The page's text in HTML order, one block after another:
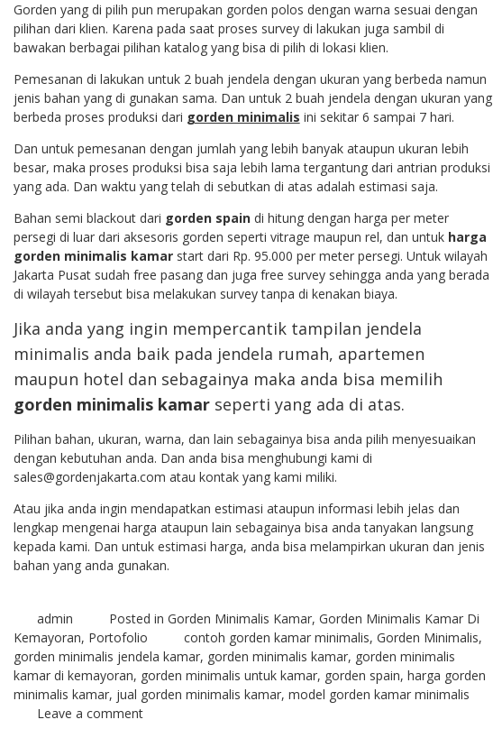
Gorden yang di pilih pun merupakan gorden polos dengan warna sesuai dengan
pilihan dari klien. Karena pada saat proses survey di lakukan juga sambil di
bawakan berbagai pilihan katalog yang bisa di pilih di lokasi klien.
Pemesanan di lakukan untuk 2 buah jendela dengan ukuran yang berbeda namun
jenis bahan yang di gunakan sama. Dan untuk 2 buah jendela dengan ukuran yang
berbeda proses produksi dari gorden minimalis ini sekitar 6 sampai 7 hari.
Dan untuk pemesanan dengan jumlah yang lebih banyak ataupun ukuran lebih
besar, maka proses produksi bisa saja lebih lama tergantung dari antrian produksi
yang ada. Dan waktu yang telah di sebutkan di atas adalah estimasi saja.
Bahan semi blackout dari gorden spaindi hitung dengan harga per meter
persegi di luar dari aksesoris gorden seperti vitrage maupun rel, dan untuk harga
gorden minimalis kamarstart dari Rp. 95.000 per meter persegi. Untuk wilayah
Jakarta Pusat sudah free pasang dan juga free survey sehingga anda yang berada
di wilayah tersebut bisa melakukan survey tanpa di kenakan biaya.
Jika anda yang ingin mempercantik tampilan jendela
minimalis anda baik pada jendela rumah, apartemen
maupun hotel dan sebagainya maka anda bisa memilih
gorden minimalis kamarseperti yang ada di atas.
Pilihan bahan, ukuran, warna, dan lain sebagainya bisa anda pilih menyesuaikan
dengan kebutuhan anda. Dan anda bisa menghubungi kami di
sales@gordenjakarta.com atau kontak yang kami miliki.
Atau jika anda ingin mendapatkan estimasi ataupun informasi lebih jelas dan
lengkap mengenai harga ataupun lain sebagainya bisa anda tanyakan langsung
kepada kami. Dan untuk estimasi harga, anda bisa melampirkan ukuran dan jenis
bahan yang anda gunakan.
admin Posted in Gorden Minimalis Kamar, Gorden Minimalis Kamar Di
Kemayoran, Portofolio contoh gorden kamar minimalis, Gorden Minimalis,
gorden minimalis jendela kamar, gorden minimalis kamar, gorden minimalis
kamar di kemayoran, gorden minimalis untuk kamar, gorden spain, harga gorden
minimalis kamar, jual gorden minimalis kamar, model gorden kamar minimalis
Leave a comment